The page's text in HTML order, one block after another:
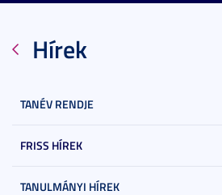
Hírek
TANÉV RENDJE
FRISS HÍREK
TANULMÁNYI HÍREK